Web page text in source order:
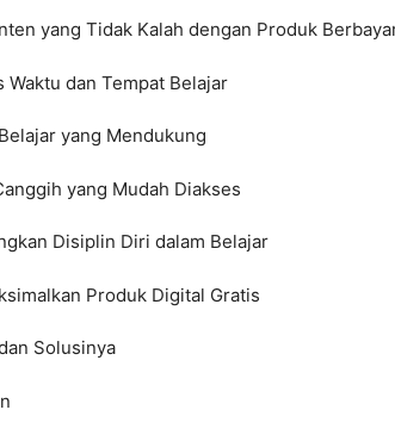
yang Tidak Kalah dengan Produk
Waktu dan Tempat Belajar
yang Mendukung
yang Mudah Diakses
Disiplin Diri dalam Belajar
Produk Digital Gratis
Solusinya